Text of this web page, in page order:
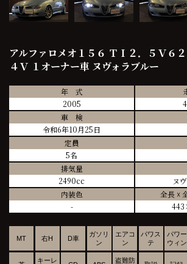
アルファロメオ１５６ ＴＩ２．５Ｖ６２
４Ｖ １オーナー車 ヌヴォラブルー
年 式
2005
車 検
令和6年10月25日
定員
5名
排気量
2490cc
ヌ
内装色
-
全長 ☓
MT 右H D車
ガソリ
ン
エアコ
ン
パワス
テ
パワー
ウィン
キーレ
盗難防